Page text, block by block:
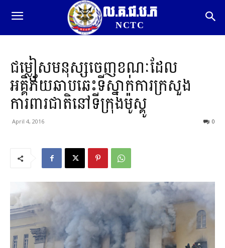
ល.គ.ជ.ប.ភ
NCTC
ជម្លៀសមនុស្សចេញខណៈដែល
អគ្គិភ័យឆាបឆេះទីស្នាក់ការក្រសួង
ការពារជាតិនៅទីក្រុងម៉ូស្គូ
April 4, 2016 0